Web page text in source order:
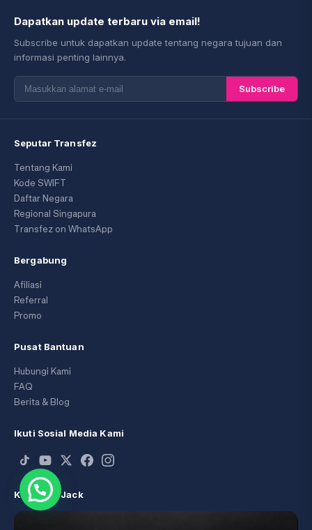
Dapatkan update terbaru via email!
Subscribe untuk dapatkan update tentang negara tujuan dan
informasi penting lainnya.
Subscribe
Seputar Transfez
Tentang Kami
Kode SWIFT
Daftar Negara
Regional Singapura
Transfez on WhatsApp
Bergabung
Afiliasi
Referral
Promo
Pusat Bantuan
Hubungi Kami
FAQ
Berita & Blog
Ikuti Sosial Media Kami
Kunjungi Jack